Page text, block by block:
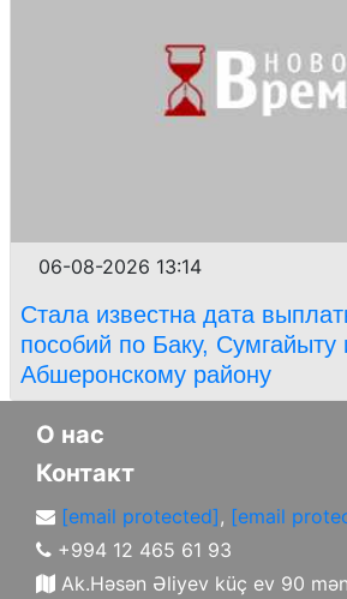
06-08-2026 13:14
Стала известна дата
пособий по Баку, Сумгайыту
Абшеронскому району
О нас
Контакт
[email protected], [email
+994 12 465 61 93
Ak.Həsən Əliyev küç ev 90